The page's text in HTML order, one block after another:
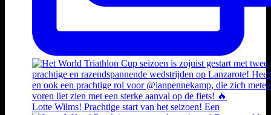
Lotte Wilms! Prachtige start van het seizoen! Een